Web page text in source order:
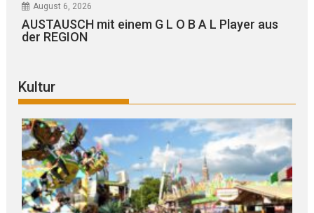
August 6, 2026
AUSTAUSCH mit einem G L O B A L Player aus
der REGION
Kultur